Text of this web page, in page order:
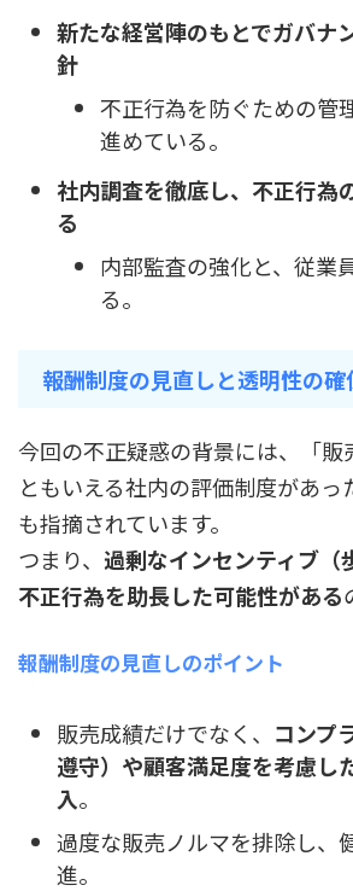
新たな経営陣のもとでガバナ
針
不正行為を防ぐための管
進めている。
社内調査を徹底し、不正行為
る
内部監査の強化と、従業
る。
報酬制度の見直しと透明性の確
今回の不正疑惑の背景には、「販
ともいえる社内の評価制度があっ
も指摘されています。
つまり、 過剰なインセンティブ（
不正行為を助長した可能性がある
報酬制度の見直しのポイント
販売成績だけでなく、 コンプ
遵守）や顧客満足度を考慮し
入。
過度な販売ノルマを排除し、
進。